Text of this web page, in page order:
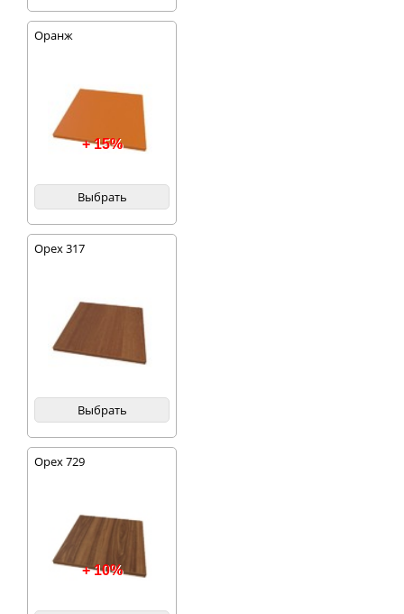
Оранж
+ 15%
Выбрать
Орех 317
Выбрать
Орех 729
+ 10%